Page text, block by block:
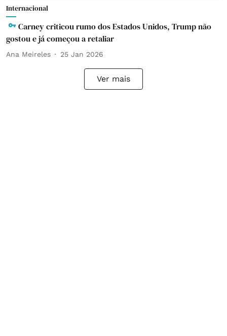
Internacional
Carney criticou rumo dos Estados Unidos, Trump não
gostou e já começou a retaliar
Ana Meireles 25 Jan 2026
Ver mais